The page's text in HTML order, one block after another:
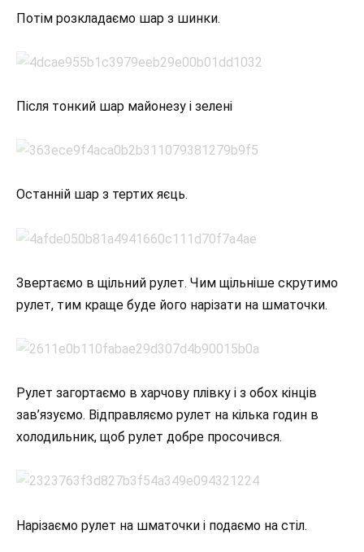
Потім розкладаємо шар з шинки.
Після тонкий шар майонезу і зелені
Останній шар з тертих яєць.
Звертаємо в щільний рулет. Чим щільніше скрутимо
рулет, тим краще буде його нарізати на шматочки.
Рулет загортаємо в харчову плівку і з обох кінців
зав’язуємо. Відправляємо рулет на кілька годин в
холодильник, щоб рулет добре просочився.
Нарізаємо рулет на шматочки і подаємо на стіл.